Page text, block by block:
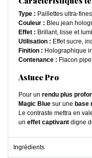
Type : Paillettes ultra-
Couleur : Bleu jean
Effet : Brillant, lisse et
Utilisation : Effet sucre,
Finition : Holographique
Contenance : Flacon
Astuce Pro
Pour un rendu plus
Magic Blue sur une base
Le contraste mettra en
un effet captivant digne
Ingrédients